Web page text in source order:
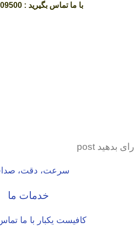
با ما تماس بگیرید : 09127609500
رای بدهید post
سرعت، دقت،
خدمات ما
کافیست یکبار با ما